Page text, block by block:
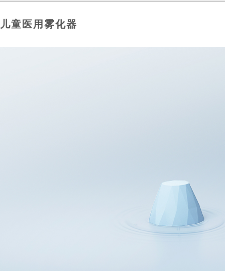
儿童医用雾化器